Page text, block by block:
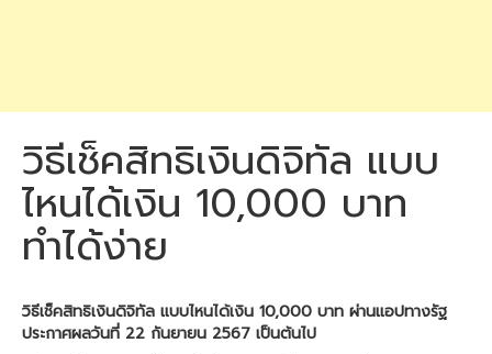
วิธีเช็คสิทธิเงินดิจิทัล แบบ
ไหนได้เงิน 10,000 บาท
ทำได้ง่าย
วิธีเช็คสิทธิเงินดิจิทัล แบบไหนได้เงิน 10,000 บาท ผ่านแอปทางรัฐ
ประกาศผลวันที่ 22 กันยายน 2567 เป็นต้นไป